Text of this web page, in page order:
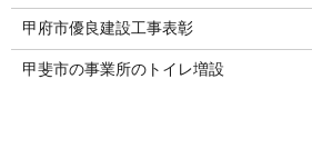
甲府市優良建設工事表彰
甲斐市の事業所のトイレ増設